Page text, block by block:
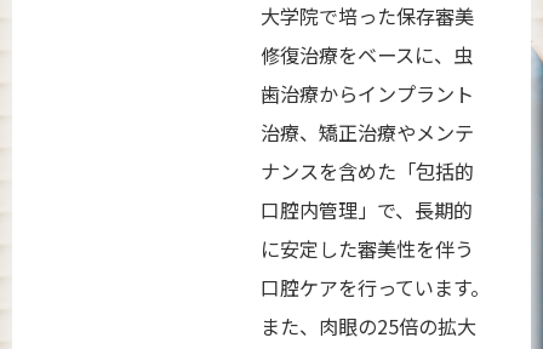
大学院で培った保存審美
修復治療をベースに、虫
歯治療からインプラント
治療、矯正治療やメンテ
ナンスを含めた「包括的
口腔内管理」で、長期的
に安定した審美性を伴う
口腔ケアを行っています。
また、肉眼の25倍の拡大